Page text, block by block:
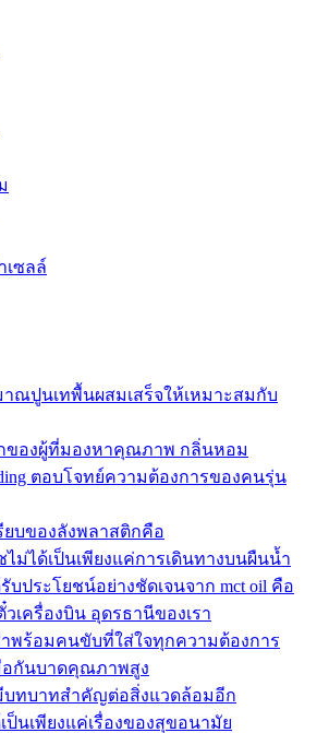
เซลล์
ณปูนเทพื้นผสมเสร็จให้เหมาะสมกับ
ของผู้ที่มองหาคุณภาพ กลิ่นหอม
ตอบโจทย์ความต้องการของคนรุ่น
ยบของลังพลาสติกคือ
ไม่ได้เป็นเพียงแค่การเดินทางบนผืนน้ำ
ประโยชน์อย่างชัดเจนจาก mct oil คือ
เครื่องบิน อุดรธานีของเรา
าพร้อมคนขับที่ใส่ใจทุกความต้องการ
อกันบาดคุณภาพสูง
บทบาทสำคัญต่อสิ่งแวดล้อมอีก
นเพียงแค่เรื่องของสุขอนามัย